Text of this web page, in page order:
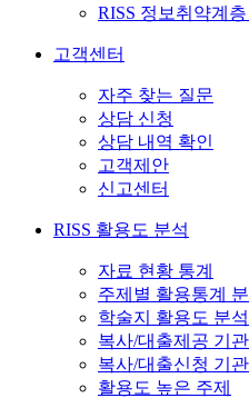
RISS 정보취약계
고객센터
자주 찾는 질문
상담 신청
상담 내역 확인
고객제안
신고센터
RISS 활용도 분석
자료 현황 통계
주제별 활용통계
학술지 활용도 분석
복사/대출제공 기
복사/대출신청 기
활용도 높은 주제